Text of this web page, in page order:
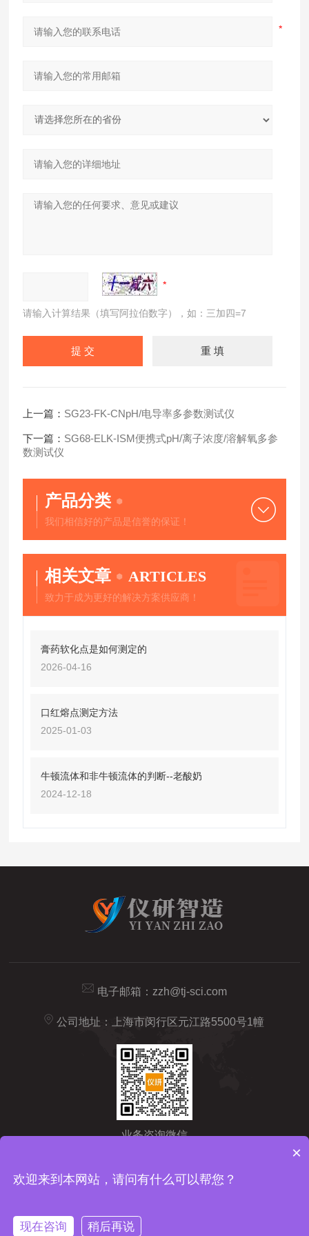
请输入计算结果（填写阿拉伯数字），如：三加四=7
上一篇： SG23-FK-CNpH/电导率多参数测试仪
下一篇： SG68-ELK-ISM便携式pH/离子浓度/溶解氧多参
数测试仪
产品分类
我们相信好的产品是信誉的保证！
相关文章 ARTICLES
致力于成为更好的解决方案供应商！
膏药软化点是如何测定的
2026-04-16
口红熔点测定方法
2025-01-03
牛顿流体和非牛顿流体的判断--老酸奶
2024-12-18
电子邮箱： zzh@tj-sci.com
公司地址：上海市闵行区元江路5500号1幢
业务咨询微信
Copyright © 2026 仪研智造（上海）药检仪器有限公司版权所有
×
欢迎来到本网站，请问有什么可以帮您？
现在咨询 稍后再说